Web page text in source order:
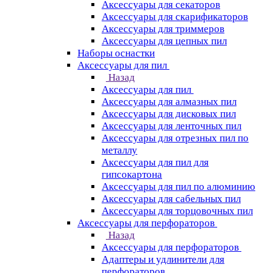
Аксессуары для секаторов
Аксессуары для скарификаторов
Аксессуары для триммеров
Аксессуары для цепных пил
Наборы оснастки
Аксессуары для пил
Назад
Аксессуары для пил
Аксессуары для алмазных пил
Аксессуары для дисковых пил
Аксессуары для ленточных пил
Аксессуары для отрезных пил по
металлу
Аксессуары для пил для
гипсокартона
Аксессуары для пил по алюминию
Аксессуары для сабельных пил
Аксессуары для торцовочных пил
Аксессуары для перфораторов
Назад
Аксессуары для перфораторов
Адаптеры и удлинители для